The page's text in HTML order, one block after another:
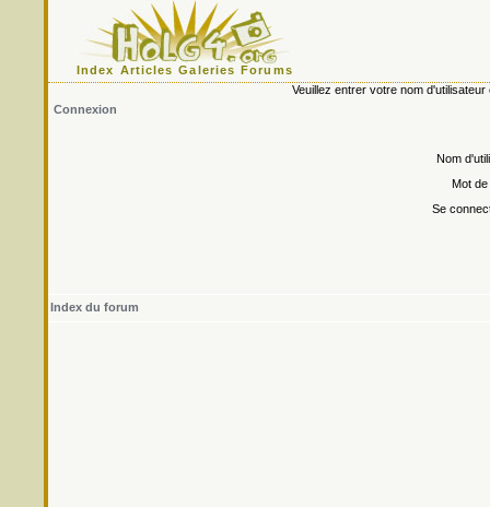
Index Articles Galeries Forums
Veuillez entrer votre nom
Connexion
Nom
Mot
Se
Index du forum